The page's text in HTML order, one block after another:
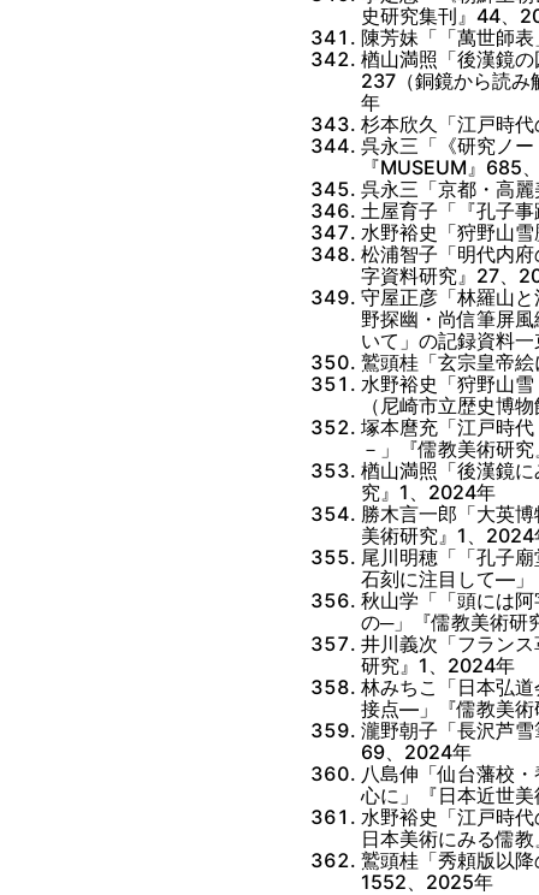
史研究集刊』44、
陳芳妹「「萬世師
楢山満照「後漢鏡
237（銅鏡から読
年
杉本欣久「江戸時
呉永三「《研究ノ
『MUSEUM』685
呉永三「京都・高
土屋育子「『孔子
水野裕史「狩野山
松浦智子「明代内
字資料研究』27、
守屋正彦「林羅山
野探幽・尚信筆屏
いて」の記録資料
鷲頭桂「玄宗皇帝
水野裕史「狩野山
（尼崎市立歴史博
塚本麿充「江戸時
－」『儒教美術研
楢山満照「後漢鏡
究』1、2024年
勝木言一郎「大英
美術研究』1、2024
尾川明穂「「孔子
石刻に注目して―」
秋山学「「頭には
の─」『儒教美術研
井川義次「フラン
研究』1、2024年
林みちこ「日本弘
接点―」『儒教美
瀧野朝子「長沢芦
69、2024年
八島伸「仙台藩校
心に」『日本近世
水野裕史「江戸時
日本美術にみる儒
鷲頭桂「秀頼版以
1552、2025年